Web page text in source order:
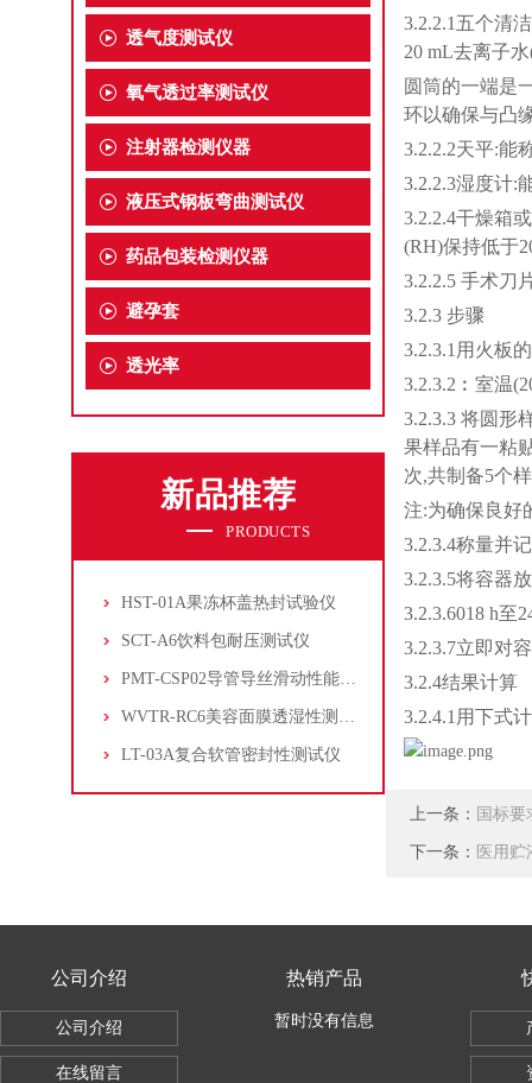
透气度测试仪
氧气透过率测试仪
注射器检测仪器
液压式钢板弯曲测试仪
药品包装检测仪器
避孕套
透光率
新品推荐
PRODUCTS
HST-01A果冻杯盖热封试验仪
SCT-A6饮料包耐压测试仪
PMT-CSP02导管导丝滑动性能测试仪
WVTR-RC6美容面膜透湿性测试仪
LT-03A复合软管密封性测试仪
3.2.2.1五个清
20 mL去离子
圆筒的一端是
环以确保与凸
3.2.2.2天平:能
3.2.2.3湿度计:
3.2.2.4干燥箱
(RH)保持低于
3.2.2.5 手术刀
3.2.3 步骤
3.2.3.1用火板
3.2.3.2︰室温
3.2.3.3 将圆形
果样品有一粘
次,共制备5个
注:为确保良好
3.2.3.4称量并
3.2.3.5将容器
3.2.3.6018 h至
3.2.3.7立即对
3.2.4结果计算
3.2.4.1用下式
上一条： 国标
下一条： 医用
公司介绍
公司介绍
在线留言
热销产品
暂时没有信息